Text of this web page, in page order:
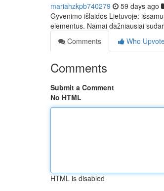
mariahzkpb740279 59 days ago
Gyvenimo išlaidos Lietuvoje:
elementus. Namai dažniausiai
Comments
Who
Comments
Submit a Comment
No HTML
HTML is disabled